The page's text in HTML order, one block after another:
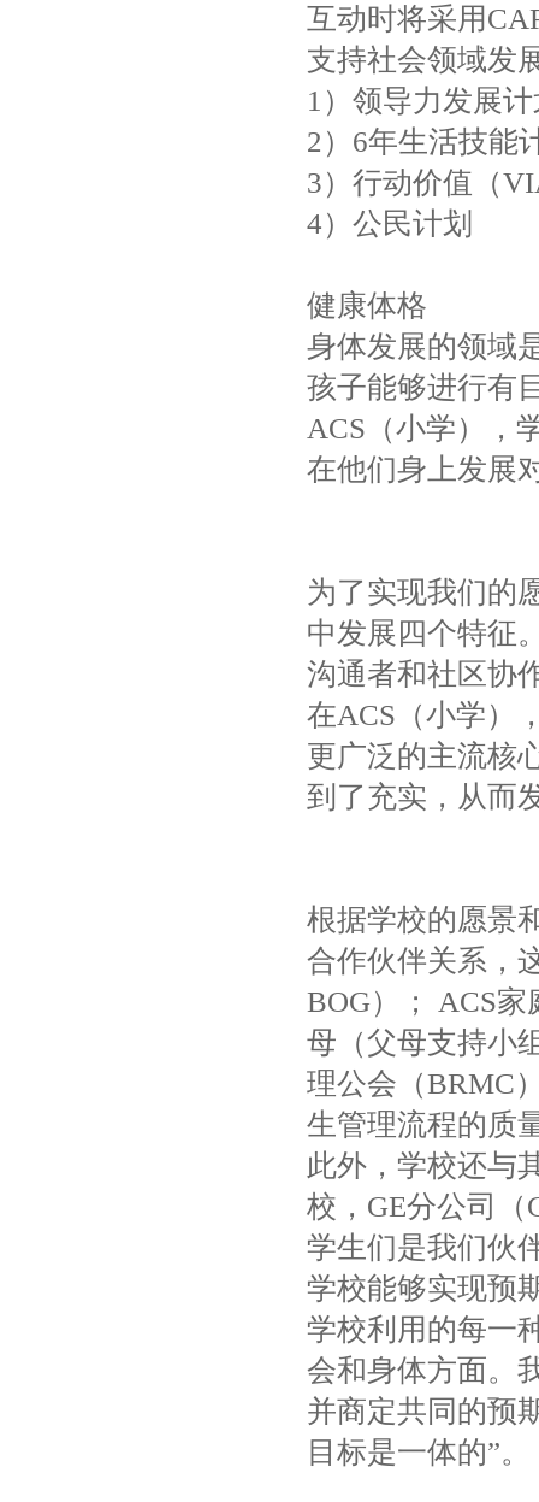
互动时将采用
支持社会领域发
1）领导力发展
2）6年生活技能
3）行动价值（
4）公民计划
健康体格
身体发展的领域
孩子能够进行有
ACS（小学），
在他们身上发展
为了实现我们的
中发展四个特征
沟通者和社区协
在ACS（小学）
更广泛的主流核
到了充实，从而
根据学校的愿景
合作伙伴关系，
BOG）； ACS
母（父母支持小
理公会（BRMC
生管理流程的质
此外，学校还与
校，GE分公司（
学生们是我们伙
学校能够实现预
学校利用的每一
会和身体方面。
并商定共同的预
目标是一体的”。